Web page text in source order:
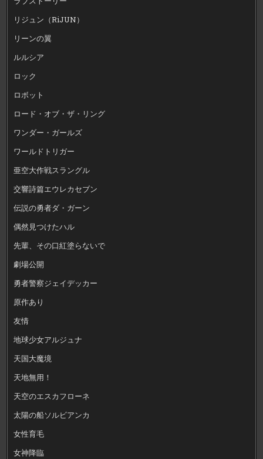
リジュン（RiJUN）
リーンの翼
ルルシア
ロック
ロボット
ロード・オブ・ザ・リング
ワンダー・ガールズ
ワールドトリガー
亜空大作戦スラングル
交響詩篇エウレカセブン
伝説の勇者ダ・ガーン
偶然見つけたハル
先輩、その口紅塗らないで
劇場公開
勇者警察ジェイデッカー
原作あり
友情
地球少女アルジュナ
天国大魔境
天地無用！
天空のエスカフローネ
太陽の船ソルビアンカ
女性育毛
女神降臨